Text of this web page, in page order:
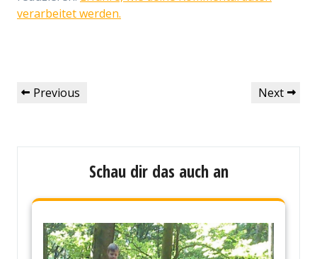
verarbeitet werden.
Beitragsnavigation
Previous
Previous
Next
Next
Schau dir das auch an